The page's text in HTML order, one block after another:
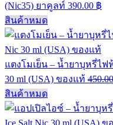
(Nic35) ยาคูลท์ 390.00 ฿
สินค้าหมด
แตงโมเย็น – น้ำยาบุหรี่ไฟฟ้
30 ml (USA) ของแท้
สินค้าหมด